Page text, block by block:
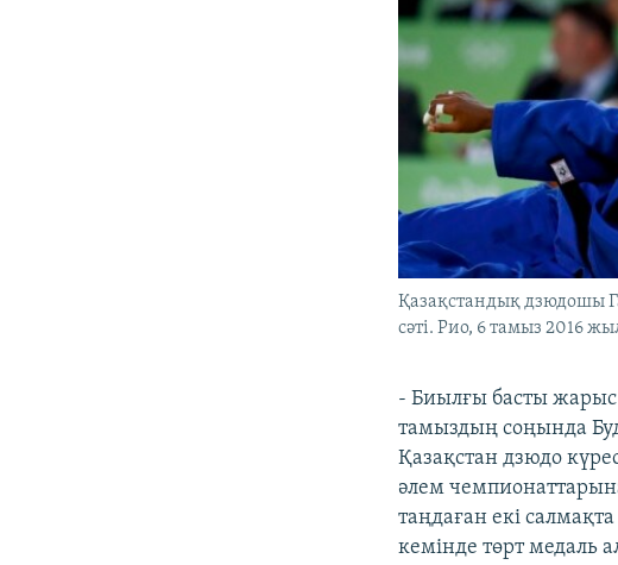
Қазақстандық дзюдошы
сәті. Рио, 6 тамыз 2016
- Биылғы басты
тамыздың соңында
Қазақстан дзюдо
әлем
таңдаған екі
кемінде төрт медаль